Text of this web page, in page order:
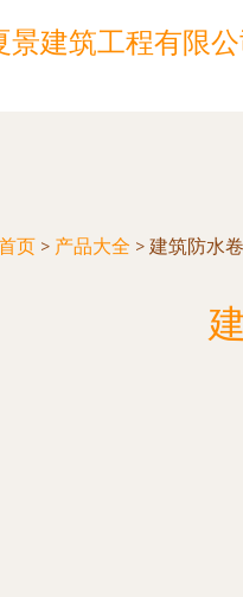
景建筑工程有限公
页 > 产品大全 > 建筑防水